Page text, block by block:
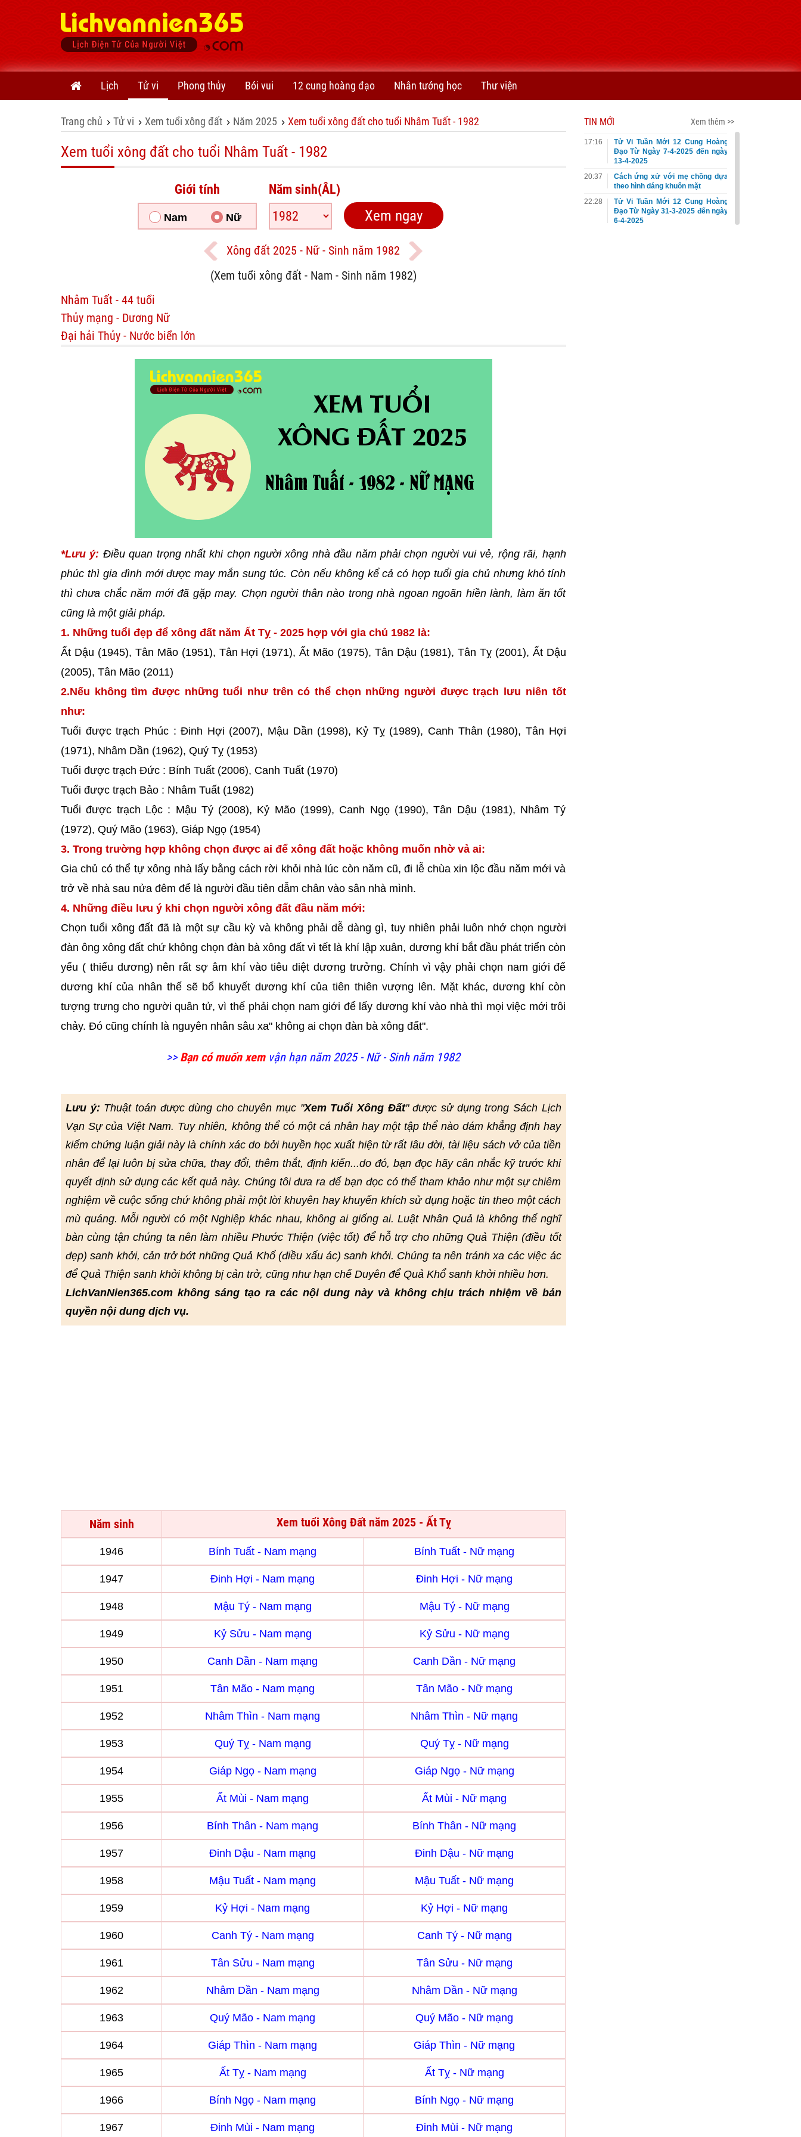
Lịch Tử vi Phong thủy Bói vui 12 cung hoàng đạo Nhân tướng học Thư viện
Trang chủ › Tử vi › Xem tuổi xông đất › Năm 2025 › Xem tuổi xông đất cho tuổi Nhâm Tuất - 1982
Xem tuổi xông đất cho tuổi Nhâm Tuất - 1982
Giới tính
Nam Nữ
Năm sinh(ÂL)
Xông đất 2025 - Nữ - Sinh năm 1982
(Xem tuổi xông đất - Nam - Sinh năm 1982)
Nhâm Tuất - 44 tuổi
Thủy mạng - Dương Nữ
Đại hải Thủy - Nước biển lớn
*Lưu ý: Điều quan trọng nhất khi chọn người xông nhà đầu năm phải chọn người vui vẻ, rộng rãi, hạnh
phúc thì gia đình mới được may mắn sung túc. Còn nếu không kể cả có hợp tuổi gia chủ nhưng khó tính
thì chưa chắc năm mới đã gặp may. Chọn người thân nào trong nhà ngoan ngoãn hiền lành, làm ăn tốt
cũng là một giải pháp.
1. Những tuổi đẹp để xông đất năm Ất Tỵ - 2025 hợp với gia chủ 1982 là:
Ất Dậu (1945), Tân Mão (1951), Tân Hợi (1971), Ất Mão (1975), Tân Dậu (1981), Tân Tỵ (2001), Ất Dậu
(2005), Tân Mão (2011)
2.Nếu không tìm được những tuổi như trên có thể chọn những người được trạch lưu niên tốt
như:
Tuổi được trạch Phúc : Đinh Hợi (2007), Mậu Dần (1998), Kỷ Tỵ (1989), Canh Thân (1980), Tân Hợi
(1971), Nhâm Dần (1962), Quý Tỵ (1953)
Tuổi được trạch Đức : Bính Tuất (2006), Canh Tuất (1970)
Tuổi được trạch Bảo : Nhâm Tuất (1982)
Tuổi được trạch Lộc : Mậu Tý (2008), Kỷ Mão (1999), Canh Ngọ (1990), Tân Dậu (1981), Nhâm Tý
(1972), Quý Mão (1963), Giáp Ngọ (1954)
3. Trong trường hợp không chọn được ai để xông đất hoặc không muốn nhờ vả ai:
Gia chủ có thể tự xông nhà lấy bằng cách rời khỏi nhà lúc còn năm cũ, đi lễ chùa xin lộc đầu năm mới và
trở về nhà sau nửa đêm để là người đầu tiên dẫm chân vào sân nhà mình.
4. Những điều lưu ý khi chọn người xông đất đầu năm mới:
Chọn tuổi xông đất đã là một sự cầu kỳ và không phải dễ dàng gì, tuy nhiên phải luôn nhớ chọn người
đàn ông xông đất chứ không chọn đàn bà xông đất vì tết là khí lập xuân, dương khí bắt đầu phát triển còn
yếu ( thiếu dương) nên rất sợ âm khí vào tiêu diệt dương trưởng. Chính vì vậy phải chọn nam giới để
dương khí của nhân thế sẽ bổ khuyết dương khí của tiên thiên vượng lên. Mặt khác, dương khí còn
tượng trưng cho người quân tử, vì thế phải chọn nam giới để lấy dương khí vào nhà thì mọi việc mới trôi
chảy. Đó cũng chính là nguyên nhân sâu xa" không ai chọn đàn bà xông đất".
>> Bạn có muốn xemvận hạn năm 2025 - Nữ - Sinh năm 1982
Lưu ý: Thuật toán được dùng cho chuyên mục "Xem Tuổi Xông Đất" được sử dụng trong Sách Lịch
Vạn Sự của Việt Nam. Tuy nhiên, không thể có một cá nhân hay một tập thể nào dám khẳng định hay
kiểm chứng luận giải này là chính xác do bởi huyền học xuất hiện từ rất lâu đời, tài liệu sách vở của tiền
nhân để lại luôn bị sửa chữa, thay đổi, thêm thắt, định kiến...do đó, bạn đọc hãy cân nhắc kỹ trước khi
quyết định sử dụng các kết quả này. Chúng tôi đưa ra để bạn đọc có thể tham khảo như một sự chiêm
nghiệm về cuộc sống chứ không phải một lời khuyên hay khuyến khích sử dụng hoặc tin theo một cách
mù quáng. Mỗi người có một Nghiệp khác nhau, không ai giống ai. Luật Nhân Quả là không thể nghĩ
bàn cùng tận chúng ta nên làm nhiều Phước Thiện (việc tốt) để hỗ trợ cho những Quả Thiện (điều tốt
đẹp) sanh khởi, cản trở bớt những Quả Khổ (điều xấu ác) sanh khởi. Chúng ta nên tránh xa các việc ác
để Quả Thiện sanh khởi không bị cản trở, cũng như hạn chế Duyên để Quả Khổ sanh khởi nhiều hơn.
LichVanNien365.com không sáng tạo ra các nội dung này và không chịu trách nhiệm về bản
quyền nội dung dịch vụ.
Năm sinh Xem tuổi Xông Đất năm 2025 - Ất Tỵ
1946 Bính Tuất - Nam mạng Bính Tuất - Nữ mạng
1947 Đinh Hợi - Nam mạng Đinh Hợi - Nữ mạng
1948 Mậu Tý - Nam mạng Mậu Tý - Nữ mạng
1949 Kỷ Sửu - Nam mạng Kỷ Sửu - Nữ mạng
1950 Canh Dần - Nam mạng Canh Dần - Nữ mạng
1951 Tân Mão - Nam mạng Tân Mão - Nữ mạng
1952 Nhâm Thìn - Nam mạng Nhâm Thìn - Nữ mạng
1953 Quý Tỵ - Nam mạng Quý Tỵ - Nữ mạng
1954 Giáp Ngọ - Nam mạng Giáp Ngọ - Nữ mạng
1955 Ất Mùi - Nam mạng Ất Mùi - Nữ mạng
1956 Bính Thân - Nam mạng Bính Thân - Nữ mạng
1957 Đinh Dậu - Nam mạng Đinh Dậu - Nữ mạng
1958 Mậu Tuất - Nam mạng Mậu Tuất - Nữ mạng
1959 Kỷ Hợi - Nam mạng Kỷ Hợi - Nữ mạng
1960 Canh Tý - Nam mạng Canh Tý - Nữ mạng
1961 Tân Sửu - Nam mạng Tân Sửu - Nữ mạng
1962 Nhâm Dần - Nam mạng Nhâm Dần - Nữ mạng
1963 Quý Mão - Nam mạng Quý Mão - Nữ mạng
1964 Giáp Thìn - Nam mạng Giáp Thìn - Nữ mạng
1965 Ất Tỵ - Nam mạng Ất Tỵ - Nữ mạng
1966 Bính Ngọ - Nam mạng Bính Ngọ - Nữ mạng
1967 Đinh Mùi - Nam mạng Đinh Mùi - Nữ mạng
TIN MỚI Xem thêm >>
17:16
Tử Vi Tuần Mới 12 Cung Hoàng
Đạo Từ Ngày 7-4-2025 đến ngày
13-4-2025
20:37
Cách ứng xử với mẹ chồng dựa
theo hình dáng khuôn mặt
22:28
Tử Vi Tuần Mới 12 Cung Hoàng
Đạo Từ Ngày 31-3-2025 đến ngày
6-4-2025